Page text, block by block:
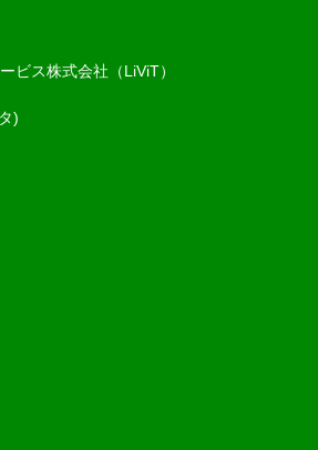
ビス株式会社（LiViT）
)